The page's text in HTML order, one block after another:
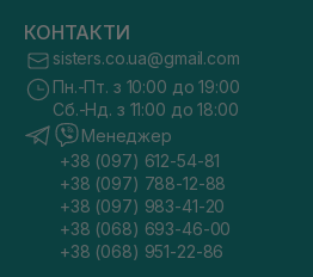
КОНТАКТИ
sisters.co.ua@gmail.com
Пн.-Пт. з 10:00 до 19:00
Сб.-Нд. з 11:00 до 18:00
Менеджер
+38 (097) 612-54-81
+38 (097) 788-12-88
+38 (097) 983-41-20
+38 (068) 693-46-00
+38 (068) 951-22-86